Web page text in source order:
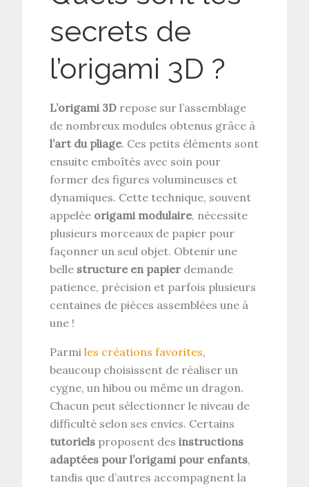
secrets de
l’origami 3D ?
L’origami 3D repose sur l’assemblage
de nombreux modules obtenus grâce à
l’art du pliage. Ces petits éléments sont
ensuite emboîtés avec soin pour
former des figures volumineuses et
dynamiques. Cette technique, souvent
appelée origami modulaire, nécessite
plusieurs morceaux de papier pour
façonner un seul objet. Obtenir une
belle structure en papier demande
patience, précision et parfois plusieurs
centaines de pièces assemblées une à
une !
Parmiles créations favorites,
beaucoup choisissent de réaliser un
cygne, un hibou ou même un dragon.
Chacun peut sélectionner le niveau de
difficulté selon ses envies. Certains
tutoriels proposent desinstructions
adaptées pour l’origami pour enfants,
tandis que d’autres accompagnent la